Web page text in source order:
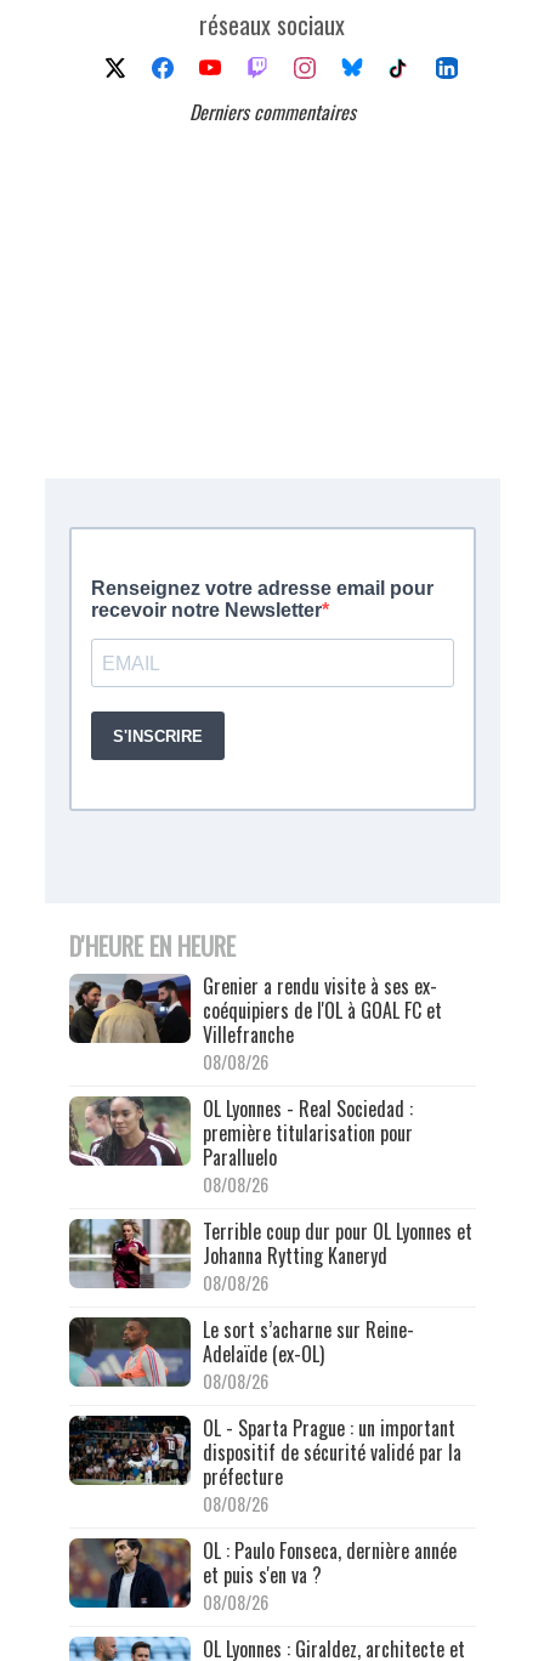
réseaux sociaux
Derniers commentaires
D'HEURE EN HEURE
Grenier a rendu visite à ses ex-
coéquipiers de l'OL à GOAL FC et
Villefranche
08/08/26
OL Lyonnes - Real Sociedad :
première titularisation pour
Paralluelo
08/08/26
Terrible coup dur pour OL Lyonnes et
Johanna Rytting Kaneryd
08/08/26
Le sort s’acharne sur Reine-
Adelaïde (ex-OL)
08/08/26
OL - Sparta Prague : un important
dispositif de sécurité validé par la
préfecture
08/08/26
OL : Paulo Fonseca, dernière année
et puis s'en va ?
08/08/26
OL Lyonnes : Giraldez, architecte et